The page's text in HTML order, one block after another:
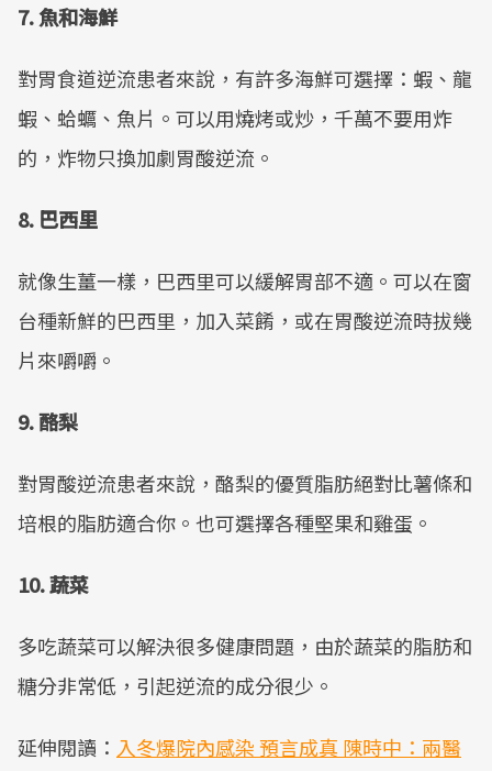
7. 魚和海鮮
對胃食道逆流患者來說，有許多海鮮可選擇：蝦、龍
蝦、蛤蠣、魚片。可以用燒烤或炒，千萬不要用炸
的，炸物只換加劇胃酸逆流。
8. 巴西里
就像生薑一樣，巴西里可以緩解胃部不適。可以在窗
台種新鮮的巴西里，加入菜餚，或在胃酸逆流時拔幾
片來嚼嚼。
9. 酪梨
對胃酸逆流患者來說，酪梨的優質脂肪絕對比薯條和
培根的脂肪適合你。也可選擇各種堅果和雞蛋。
10. 蔬菜
多吃蔬菜可以解決很多健康問題，由於蔬菜的脂肪和
糖分非常低，引起逆流的成分很少。
延伸閱讀： 入冬爆院內感染 預言成真 陳時中：兩醫